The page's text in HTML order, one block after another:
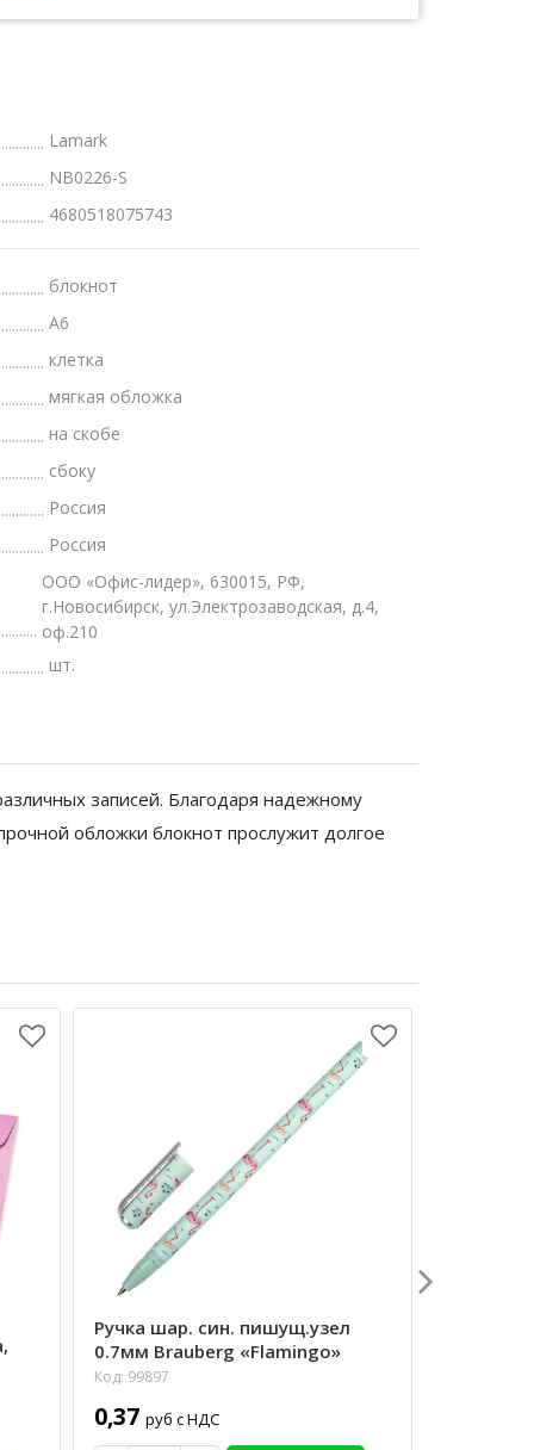
Lamark
NB0226-S
4680518075743
блокнот
А6
клетка
мягкая обложка
на скобе
сбоку
Россия
Россия
ООО «Офис-лидер», 630015, РФ,
г.Новосибирск, ул.Электрозаводская, д.4,
оф.210
шт.
записей. Благодаря надежному
обложки блокнот прослужит долгое
Ручка шар. син. пишущ.узел
0.7мм Brauberg «Flamingo»
Код: 99897
0,37 руб с НДС